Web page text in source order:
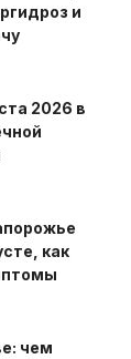
и
2026 в
как
чем